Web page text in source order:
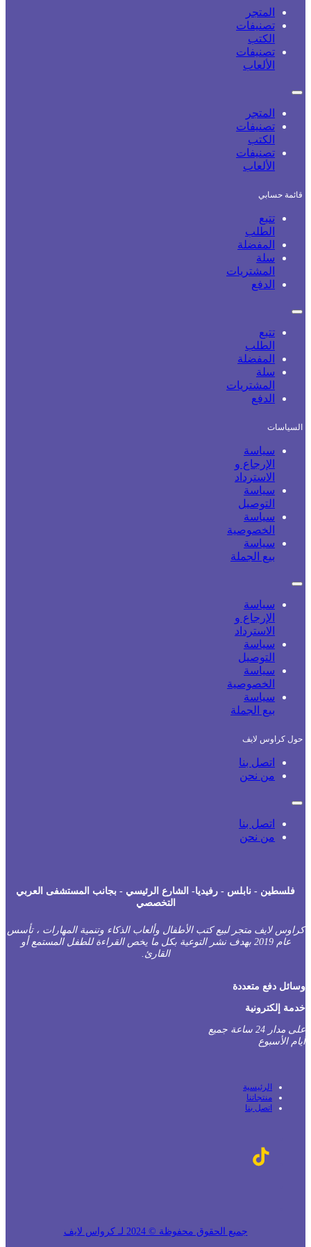
المتجر
تصنيفات
الكتب
تصنيفات
الألعاب
المتجر
تصنيفات
الكتب
تصنيفات
الألعاب
قائمة حسابي
تتبع
الطلب
المفضلة
سلة
المشتريات
الدفع
تتبع
الطلب
المفضلة
سلة
المشتريات
الدفع
السياسات
سياسة
الإرجاع و
الاسترداد
سياسة
التوصيل
سياسة
الخصوصية
سياسة
بيع الجملة
سياسة
الإرجاع و
الاسترداد
سياسة
التوصيل
سياسة
الخصوصية
سياسة
بيع الجملة
حول كراوس لايف
اتصل بنا
من نحن
اتصل بنا
من نحن
فلسطين - نابلس - رفيديا- الشارع الرئيسي - بجانب المستشفى العربي
التخصصي
لايف متجر لبيع كتب الأطفال وألعاب الذكاء وتنمية المهارات ، تأسس
عام 2019 بهدف نشر التوعية بكل ما يخص القراءة للطفل المستمع أو
القارئ.
دفع متعددة
إلكترونية
على مدار 24 ساعة جميع
الأسبوع
الرئيسية
منتجاتنا
اتصل بنا
جميع الحقوق محفوظة © 2024 لـ كرواس لايف